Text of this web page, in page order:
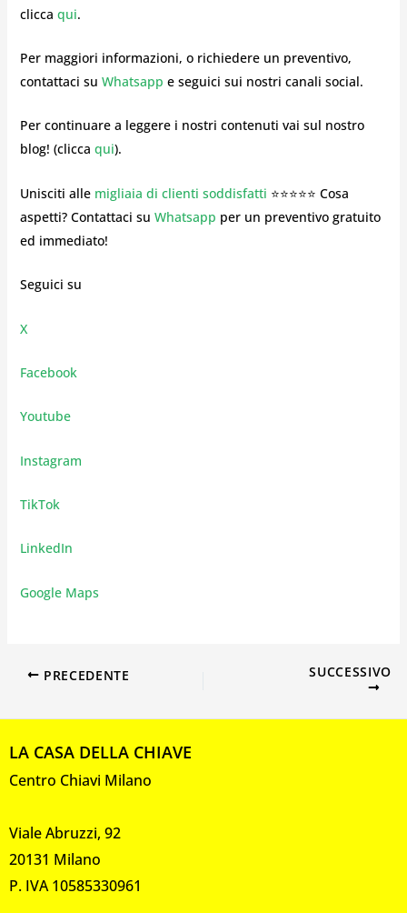
clicca qui.
Per maggiori informazioni, o richiedere un preventivo,
contattaci su Whatsapp e seguici sui nostri canali social.
Per continuare a leggere i nostri contenuti vai sul nostro
blog! (clicca qui).
Unisciti alle migliaia di clienti soddisfatti ⭐⭐⭐⭐⭐ Cosa
aspetti? Contattaci su Whatsapp per un preventivo gratuito
ed immediato!
Seguici su
X
Facebook
Youtube
Instagram
TikTok
LinkedIn
Google Maps
PRECEDENTE SUCCESSIVO
LA CASA DELLA CHIAVE
Centro Chiavi Milano
Viale Abruzzi, 92
20131 Milano
P. IVA 10585330961